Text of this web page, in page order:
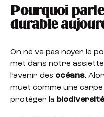
Pourquoi
durable
On ne va pas noyer le
met dans notre
l’avenir des océans.
muet comme une carpe
protéger la